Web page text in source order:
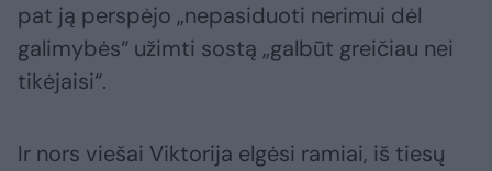
pat ją perspėjo „nepasiduoti nerimui dėl
galimybės“ užimti sostą „galbūt greičiau nei
tikėjaisi“.
Ir nors viešai Viktorija elgėsi ramiai, iš tiesų